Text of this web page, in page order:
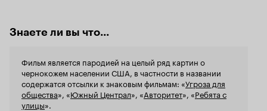
Знаете ли вы что...
Фильм является пародией на целый ряд картин о
чернокожем населении США, в частности в названии
содержатся отсылки к знаковым фильмам: «Угроза для
общества», «Южный Централ», «Авторитет», «Ребята с
улицы».